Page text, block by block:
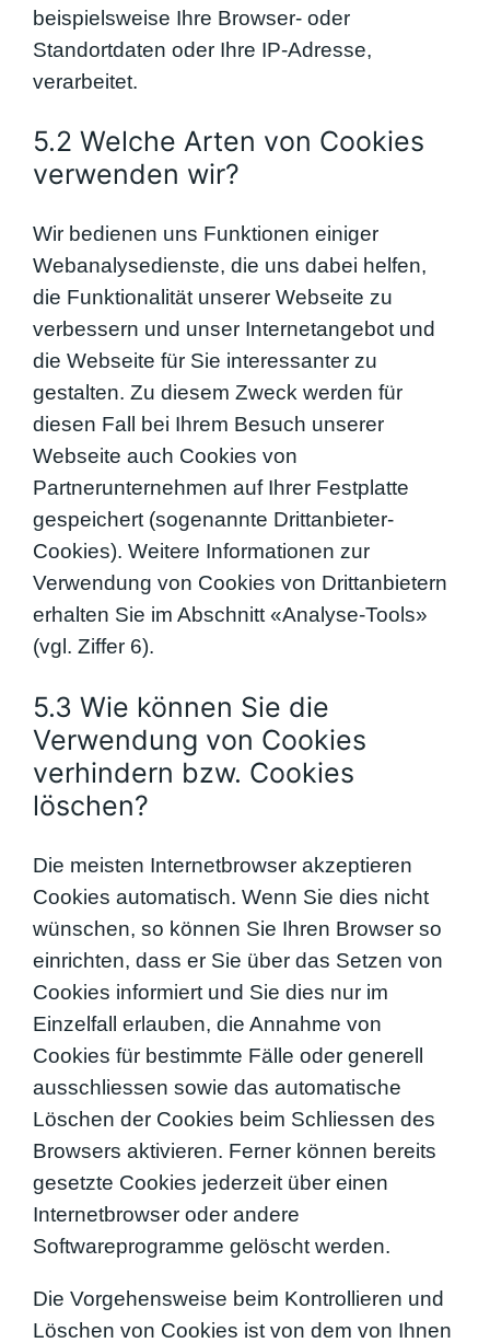
beispielsweise Ihre Browser- oder
Standortdaten oder Ihre IP-Adresse,
verarbeitet.
5.2 Welche Arten von Cookies
verwenden wir?
Wir bedienen uns Funktionen einiger
Webanalysedienste, die uns dabei helfen,
die Funktionalität unserer Webseite zu
verbessern und unser Internetangebot und
die Webseite für Sie interessanter zu
gestalten. Zu diesem Zweck werden für
diesen Fall bei Ihrem Besuch unserer
Webseite auch Cookies von
Partnerunternehmen auf Ihrer Festplatte
gespeichert (sogenannte Drittanbieter-
Cookies). Weitere Informationen zur
Verwendung von Cookies von Drittanbietern
erhalten Sie im Abschnitt «Analyse-Tools»
(vgl. Ziffer 6).
5.3 Wie können Sie die
Verwendung von Cookies
verhindern bzw. Cookies
löschen?
Die meisten Internetbrowser akzeptieren
Cookies automatisch. Wenn Sie dies nicht
wünschen, so können Sie Ihren Browser so
einrichten, dass er Sie über das Setzen von
Cookies informiert und Sie dies nur im
Einzelfall erlauben, die Annahme von
Cookies für bestimmte Fälle oder generell
ausschliessen sowie das automatische
Löschen der Cookies beim Schliessen des
Browsers aktivieren. Ferner können bereits
gesetzte Cookies jederzeit über einen
Internetbrowser oder andere
Softwareprogramme gelöscht werden.
Die Vorgehensweise beim Kontrollieren und
Löschen von Cookies ist von dem von Ihnen